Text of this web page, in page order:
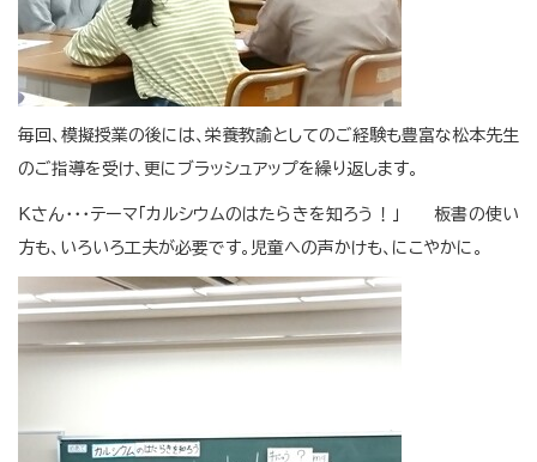
毎回、模擬授業の後には、栄養教諭としてのご経験も豊富な松本先生
のご指導を受け、更にブラッシュアップを繰り返します。
Kさん・・・テーマ「カルシウムのはたらきを知ろう！」 板書の使い
方も、いろいろ工夫が必要です。児童への声かけも、にこやかに。